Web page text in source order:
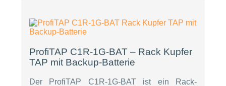
ProfiTAP C1R-1G-BAT – Rack Kupfer
TAP mit Backup-Batterie
Der ProfiTAP C1R-1G-BAT ist ein Rack-